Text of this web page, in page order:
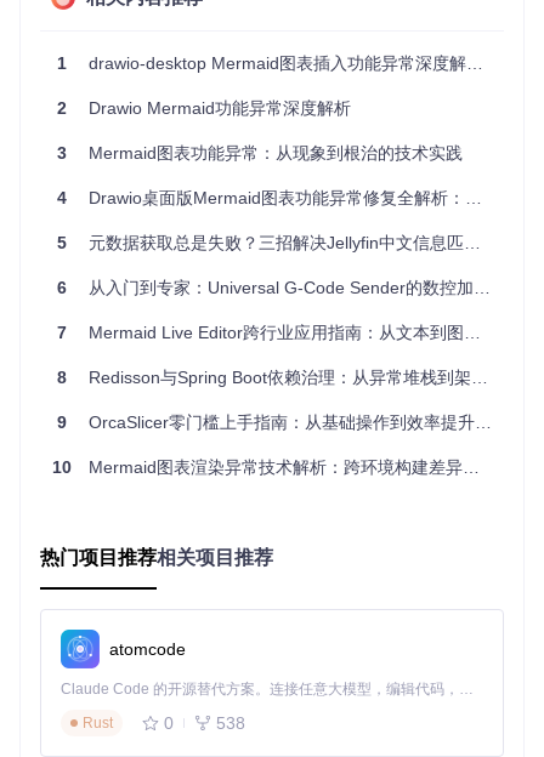
版本
这种环境相关性表明问题根源可能存在于构建流程而非核心代
ilder、nativefier）对功能完整性有显著影响，其中electron-bu
加载脚本（preload script）注入步骤
次因：package.json中"build"配置段缺少对Mermaid解析
具体表现为electron-preload.js
// 条件编译导致功能差异的示例代码
if (process.env.
initMermaidEditor(); // 动态编辑功能初始化
initMermaidRenderer();
1 drawio-desktop Mermaid图表插入功能异常深度解析：从现象到根治
2 Drawio Mermaid功能异常深度解析
3 Mermaid图表功能异常：从现象到根治的技术实践
4 Drawio桌面版Mermaid图表功能异常修复全解析：从现象到根源的深度探索
5 元数据获取总是失败？三招解决Jellyfin中文信息匹配难题
6 从入门到专家：Universal G-Code Sender的数控加工全流程优化指南
7 Mermaid Live Editor跨行业应用指南：从文本到图表的效率革命
8 Redisson与Spring Boot依赖治理：从异常堆栈到架构优化的版本兼容解决方案
9 OrcaSlicer零门槛上手指南：从基础操作到效率提升的完整路径
10 Mermaid图表渲染异常技术解析：跨环境构建差异的深度排查
热门项目推荐相关项目推荐
atomcode
Claude Code 的开源替代方案。连接任意大模型，编辑代码，运行命令，自动验证 — 全自动执行。用 Rust 构建，极致性能。 ｜ An open-source alternative to Claude Code. Connect any LLM, edit code, run commands, and verify changes — autonomously. Built in Rust for speed. Get Started
Rust
0 538